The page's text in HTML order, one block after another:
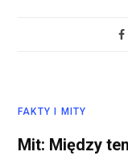
FAKTY I MITY
Mit: Między